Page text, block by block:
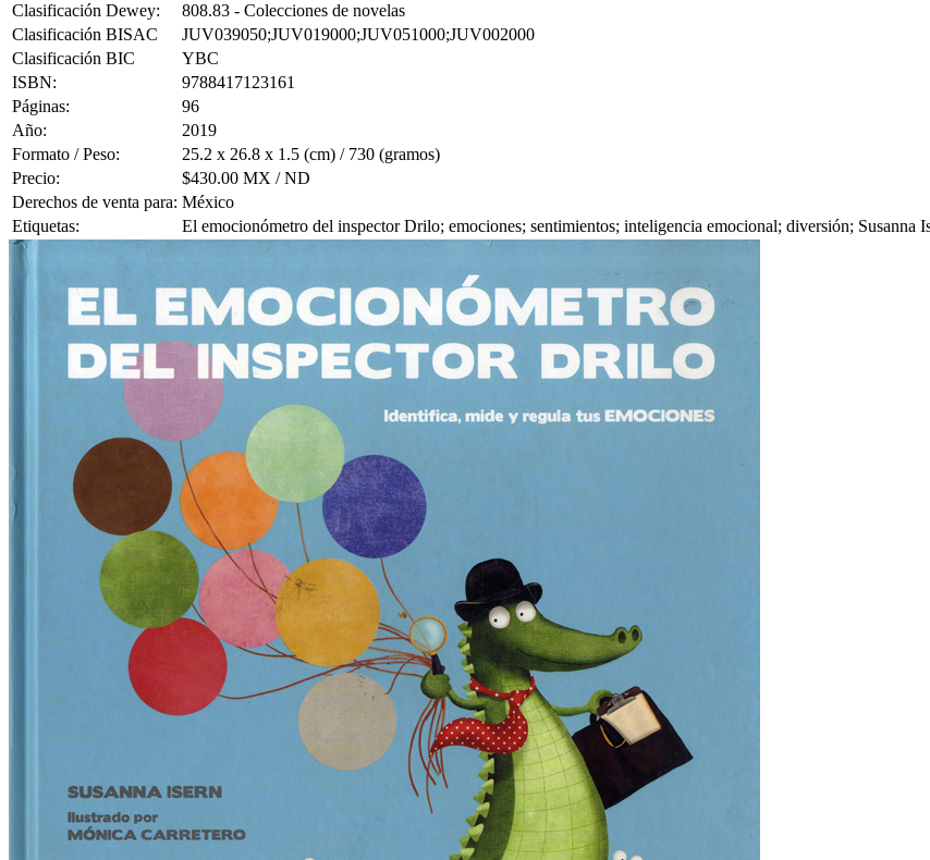
Clasificación Dewey:
808.83 - Colecciones de novelas
Clasificación BISAC
JUV039050;JUV019000;JUV051000;JUV002000
Clasificación BIC
YBC
ISBN:
9788417123161
Páginas:
96
Año:
2019
Formato / Peso:
25.2 x 26.8 x 1.5 (cm) / 730 (gramos)
Precio:
$430.00 MX / ND
Derechos de venta para: México
Etiquetas:
El emocionómetro del inspector Drilo; emociones; sentimientos; inteligencia emocional; diversión; Susanna